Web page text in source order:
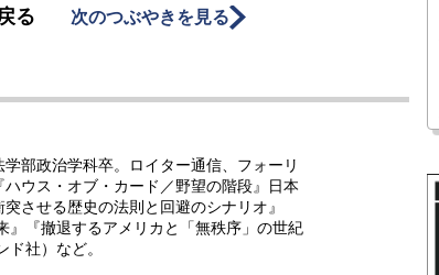
る 次のつぶやきを見る
部政治学科卒。ロイター通信、フォーリ
ウス・オブ・カード／野望の階段』日本
させる歴史の法則と回避のシナリオ』
『撤退するアメリカと「無秩序」の世紀
社）など。